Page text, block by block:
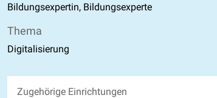
Bildungsexpertin, Bildungsexperte
Thema
Digitalisierung
Zugehörige Einrichtungen